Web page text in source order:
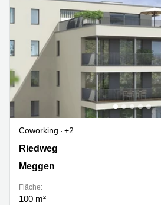
Coworking
+2
Riedweg 6, Meggen
Riedweg
Meggen
Fläche:
100 m²